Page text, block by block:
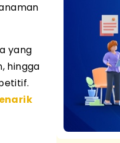
yang
hingga